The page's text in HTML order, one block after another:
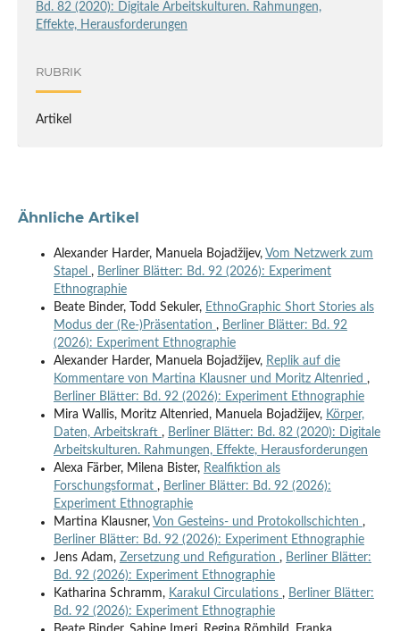
Bd. 82 (2020): Digitale Arbeitskulturen. Rahmungen,
Effekte, Herausforderungen
RUBRIK
Artikel
Ähnliche Artikel
Alexander Harder, Manuela Bojadžijev, Vom Netzwerk zum
Stapel , Berliner Blätter: Bd. 92 (2026): Experiment
Ethnographie
Beate Binder, Todd Sekuler, EthnoGraphic Short Stories als
Modus der (Re-)Präsentation , Berliner Blätter: Bd. 92
(2026): Experiment Ethnographie
Alexander Harder, Manuela Bojadžijev, Replik auf die
Kommentare von Martina Klausner und Moritz Altenried ,
Berliner Blätter: Bd. 92 (2026): Experiment Ethnographie
Mira Wallis, Moritz Altenried, Manuela Bojadžijev, Körper,
Daten, Arbeitskraft , Berliner Blätter: Bd. 82 (2020): Digitale
Arbeitskulturen. Rahmungen, Effekte, Herausforderungen
Alexa Färber, Milena Bister, Realfiktion als
Forschungsformat , Berliner Blätter: Bd. 92 (2026):
Experiment Ethnographie
Martina Klausner, Von Gesteins- und Protokollschichten ,
Berliner Blätter: Bd. 92 (2026): Experiment Ethnographie
Jens Adam, Zersetzung und Refiguration , Berliner Blätter:
Bd. 92 (2026): Experiment Ethnographie
Katharina Schramm, Karakul Circulations , Berliner Blätter:
Bd. 92 (2026): Experiment Ethnographie